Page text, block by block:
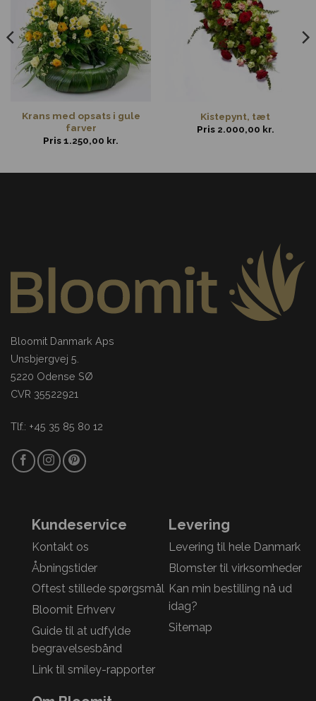
Krans med opsats i gule
farver
Pris1.250,00 kr.
Kistepynt, tæt
Pris 2.000,00 kr.
Bloomit Danmark Aps
Unsbjergvej 5.
5220 Odense SØ
CVR 35522921
Tlf.: +45 35 85 80 12
Kundeservice
Kontakt os
Åbningstider
Oftest stillede spørgsmål
Bloomit Erhverv
Guide til at udfylde
begravelsesbånd
Link til smiley-rapporter
Levering
Levering til hele Danmark
Blomster til virksomheder
Kan min bestilling nå ud
idag?
Sitemap